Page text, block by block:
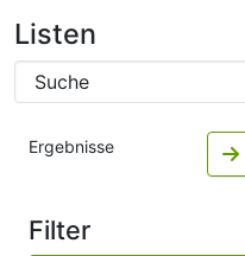
Listen
Ergebnisse
Filter